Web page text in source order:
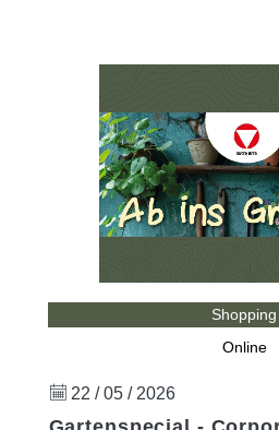
Shopping
Online
22 / 05 / 2026